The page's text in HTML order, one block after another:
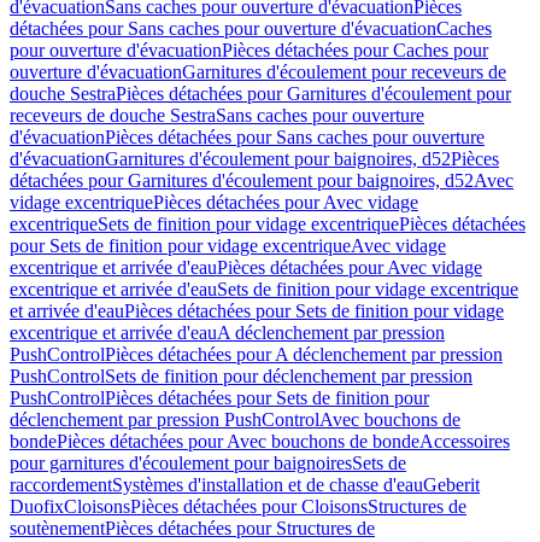
d'évacuationSans caches pour ouverture d'évacuationPièces
détachées pour Sans caches pour ouverture d'évacuationCaches
pour ouverture d'évacuationPièces détachées pour Caches pour
ouverture d'évacuationGarnitures d'écoulement pour receveurs de
douche SestraPièces détachées pour Garnitures d'écoulement pour
receveurs de douche SestraSans caches pour ouverture
d'évacuationPièces détachées pour Sans caches pour ouverture
d'évacuationGarnitures d'écoulement pour baignoires, d52Pièces
détachées pour Garnitures d'écoulement pour baignoires, d52Avec
vidage excentriquePièces détachées pour Avec vidage
excentriqueSets de finition pour vidage excentriquePièces détachées
pour Sets de finition pour vidage excentriqueAvec vidage
excentrique et arrivée d'eauPièces détachées pour Avec vidage
excentrique et arrivée d'eauSets de finition pour vidage excentrique
et arrivée d'eauPièces détachées pour Sets de finition pour vidage
excentrique et arrivée d'eauA déclenchement par pression
PushControlPièces détachées pour A déclenchement par pression
PushControlSets de finition pour déclenchement par pression
PushControlPièces détachées pour Sets de finition pour
déclenchement par pression PushControlAvec bouchons de
bondePièces détachées pour Avec bouchons de bondeAccessoires
pour garnitures d'écoulement pour baignoiresSets de
raccordementSystèmes d'installation et de chasse d'eauGeberit
DuofixCloisonsPièces détachées pour CloisonsStructures de
soutènementPièces détachées pour Structures de